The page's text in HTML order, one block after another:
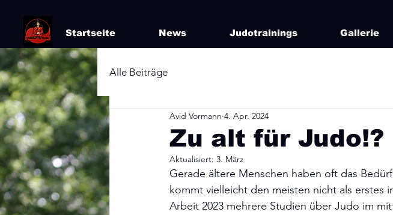
Startseite News Judotrainings Gallerie
Alle Beiträge
Zu alt für Judo!?
Avid Vormann 4. Apr. 2024
Aktualisiert: 3. März
Gerade ältere Menschen haben oft das
kommt vielleicht den meisten nicht als erstes
Arbeit 2023 mehrere Studien über Judo im